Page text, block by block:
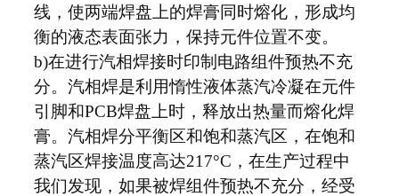
线，使两端焊盘上的焊膏同时熔化，形成均
衡的液态表面张力，保持元件位置不变。
b)在进行汽相焊接时印制电路组件预热不充
分。汽相焊是利用惰性液体蒸汽冷凝在元件
引脚和PCB焊盘上时，释放出热量而熔化焊
膏。汽相焊分平衡区和饱和蒸汽区，在饱和
蒸汽区焊接温度高达217°C，在生产过程中
我们发现，如果被焊组件预热不充分，经受